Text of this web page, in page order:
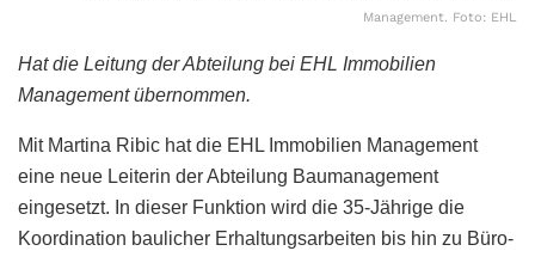
Management. Foto: EHL
Hat die Leitung der Abteilung bei EHL Immobilien
Management übernommen.
Mit Martina Ribic hat die EHL Immobilien Management
eine neue Leiterin der Abteilung Baumanagement
eingesetzt. In dieser Funktion wird die 35-Jährige die
Koordination baulicher Erhaltungsarbeiten bis hin zu Büro-